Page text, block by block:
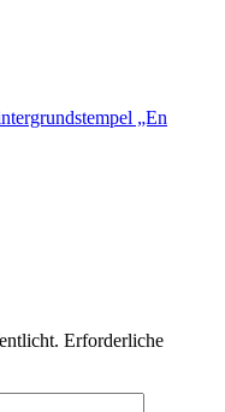
„En
Erforderliche